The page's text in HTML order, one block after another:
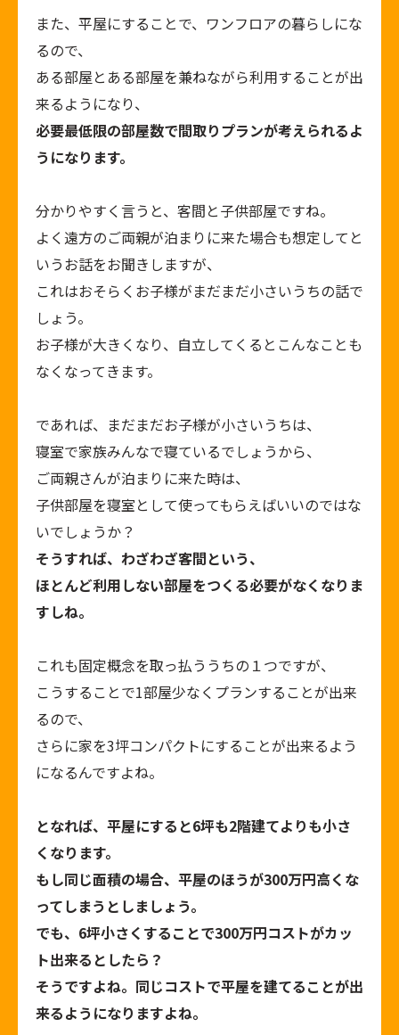
また、平屋にすることで、ワンフロアの暮らしにな
るので、
ある部屋とある部屋を兼ねながら利用することが出
来るようになり、
必要最低限の部屋数で間取りプランが考えられるよ
うになります。
分かりやすく言うと、客間と子供部屋ですね。
よく遠方のご両親が泊まりに来た場合も想定してと
いうお話をお聞きしますが、
これはおそらくお子様がまだまだ小さいうちの話で
しょう。
お子様が大きくなり、自立してくるとこんなことも
なくなってきます。
であれば、まだまだお子様が小さいうちは、
寝室で家族みんなで寝ているでしょうから、
ご両親さんが泊まりに来た時は、
子供部屋を寝室として使ってもらえばいいのではな
いでしょうか？
そうすれば、わざわざ客間という、
ほとんど利用しない部屋をつくる必要がなくなりま
すしね。
これも固定概念を取っ払ううちの１つですが、
こうすることで1部屋少なくプランすることが出来
るので、
さらに家を3坪コンパクトにすることが出来るよう
になるんですよね。
となれば、平屋にすると6坪も2階建てよりも小さ
くなります。
もし同じ面積の場合、平屋のほうが300万円高くな
ってしまうとしましょう。
でも、6坪小さくすることで300万円コストがカッ
ト出来るとしたら？
そうですよね。同じコストで平屋を建てることが出
来るようになりますよね。